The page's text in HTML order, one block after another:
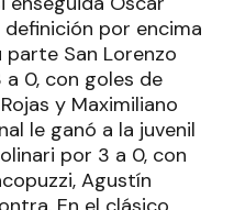
por encima
parte San Lorenzo
0, con goles de
y Maximiliano
le ganó a la juvenil
por 3 a 0, con
Agustín